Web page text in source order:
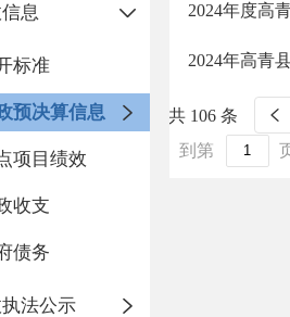
息
标准
预决算信息
项目绩效
收支
债务
法公示
2024年度高
2024年高青
共 106 条
到第